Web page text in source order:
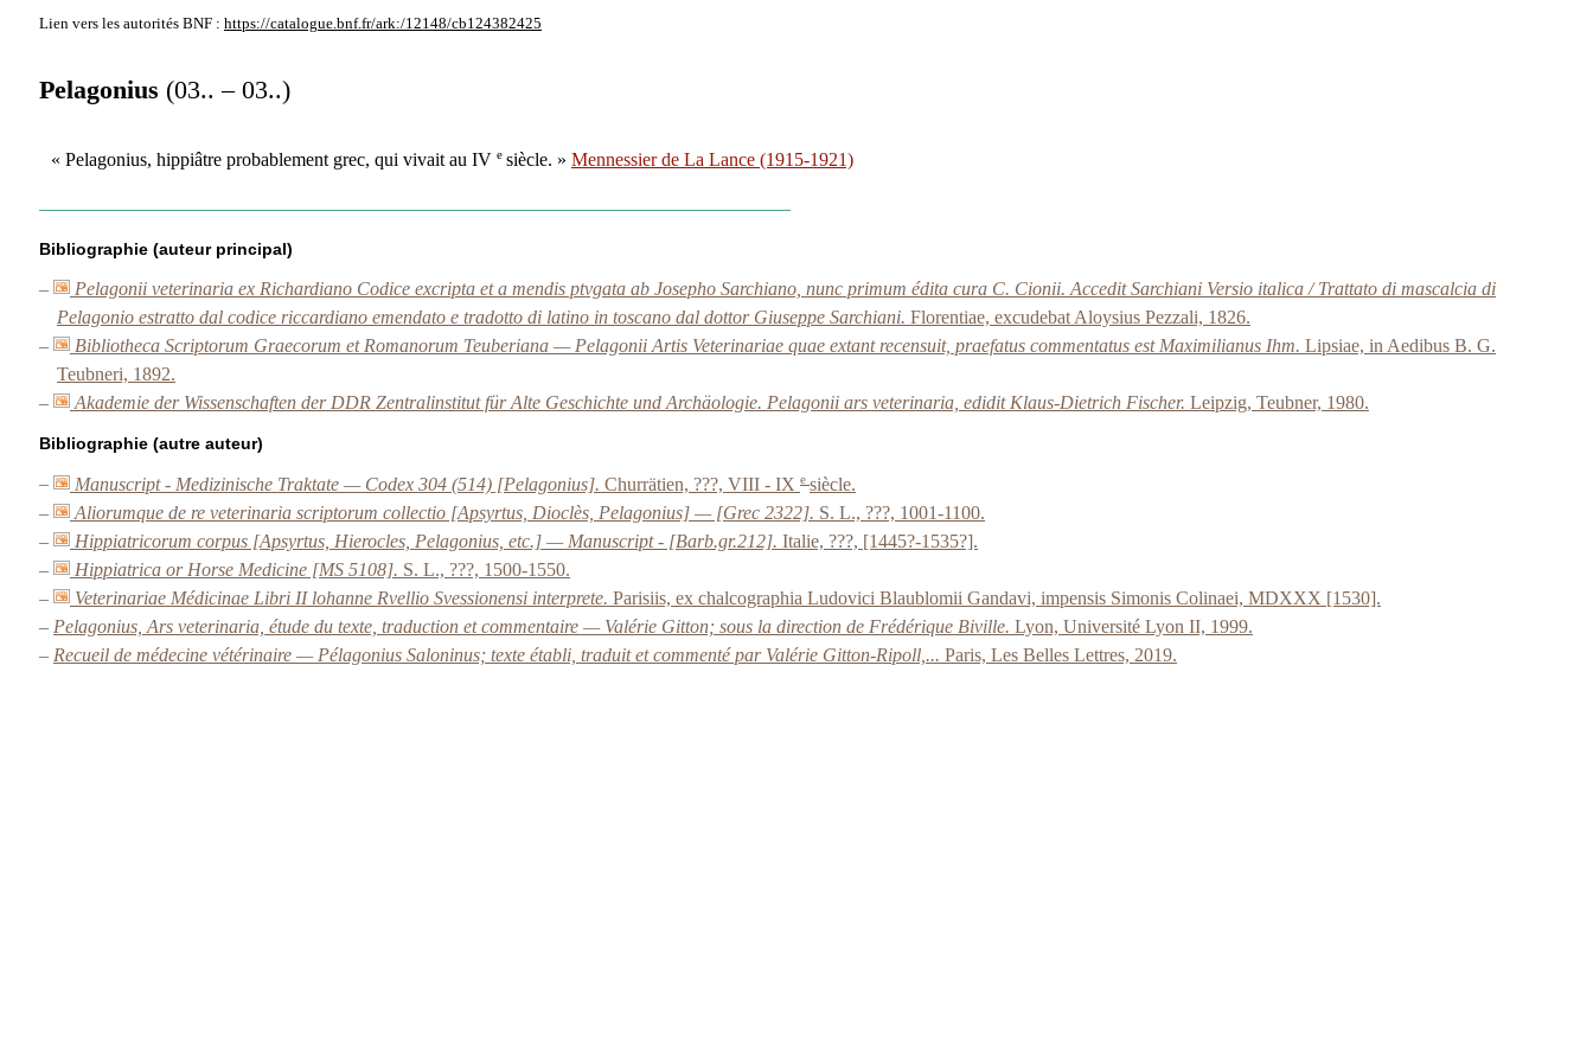
Lien vers les autorités BNF : https://catalogue.bnf.fr/ark:/12148/cb124382425
Pelagonius (03.. – 03..)
« Pelagonius, hippiâtre probablement grec, qui vivait au IV e siècle. » Mennessier de La Lance (1915-1921)
Bibliographie (auteur principal)
–
Pelagonii veterinaria ex Richardiano Codice excripta et a mendis ptvgata ab Josepho Sarchiano, nunc primum édita cura C. Cionii. Accedit Sarchiani Versio italica / Trattato di mascalcia di
Pelagonio estratto dal codice riccardiano emendato e tradotto di latino in toscano dal dottor Giuseppe Sarchiani. Florentiae, excudebat Aloysius Pezzali, 1826.
–
Bibliotheca Scriptorum Graecorum et Romanorum Teuberiana — Pelagonii Artis Veterinariae quae extant recensuit, praefatus commentatus est Maximilianus Ihm. Lipsiae, in Aedibus B. G.
Teubneri, 1892.
–
Akademie der Wissenschaften der DDR Zentralinstitut für Alte Geschichte und Archäologie. Pelagonii ars veterinaria, edidit Klaus-Dietrich Fischer. Leipzig, Teubner, 1980.
Bibliographie (autre auteur)
– Manuscript - Medizinische Traktate — Codex 304 (514) [Pelagonius]. Churrätien, ???, VIII - IX e siècle.
–
Aliorumque de re veterinaria scriptorum collectio [Apsyrtus, Dioclès, Pelagonius] — [Grec 2322]. S. L., ???, 1001-1100.
–
Hippiatricorum corpus [Apsyrtus, Hierocles, Pelagonius, etc.] — Manuscript - [Barb.gr.212]. Italie, ???, [1445?-1535?].
–
Hippiatrica or Horse Medicine [MS 5108]. S. L., ???, 1500-1550.
–
Veterinariae Médicinae Libri II lohanne Rvellio Svessionensi interprete. Parisiis, ex chalcographia Ludovici Blaublomii Gandavi, impensis Simonis Colinaei, MDXXX [1530].
– Pelagonius, Ars veterinaria, étude du texte, traduction et commentaire — Valérie Gitton; sous la direction de Frédérique Biville. Lyon, Université Lyon II, 1999.
– Recueil de médecine vétérinaire — Pélagonius Saloninus; texte établi, traduit et commenté par Valérie Gitton-Ripoll,... Paris, Les Belles Lettres, 2019.